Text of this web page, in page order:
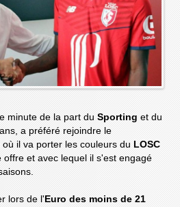
minute de la part duSportinget du
a préféré rejoindre le
où il va porter les couleurs du LOSC
et avec lequel il s'est engagé
lors de l' Euro des moins de 21